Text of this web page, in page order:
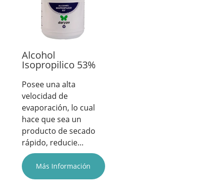
Alcohol
Isopropilico 53%
Posee una alta
velocidad de
evaporación, lo cual
hace que sea un
producto de secado
rápido, reducie…
Más Información